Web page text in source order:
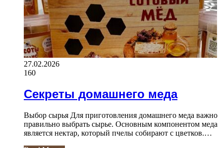
27.02.2026
160
Секреты домашнего меда
Выбор сырья Для приготовления домашнего меда важно
правильно выбрать сырье. Основным компонентом меда
является нектар, который пчелы собирают с цветков.…